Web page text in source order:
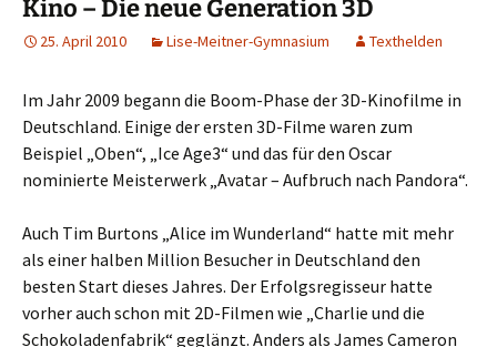
Kino – Die neue Generation 3D
25. April 2010 Lise-Meitner-Gymnasium Texthelden
Im Jahr 2009 begann die Boom-Phase der 3D-Kinofilme in
Deutschland. Einige der ersten 3D-Filme waren zum
Beispiel „Oben“, „Ice Age3“ und das für den Oscar
nominierte Meisterwerk „Avatar – Aufbruch nach Pandora“.
Auch Tim Burtons „Alice im Wunderland“ hatte mit mehr
als einer halben Million Besucher in Deutschland den
besten Start dieses Jahres. Der Erfolgsregisseur hatte
vorher auch schon mit 2D-Filmen wie „Charlie und die
Schokoladenfabrik“ geglänzt. Anders als James Cameron